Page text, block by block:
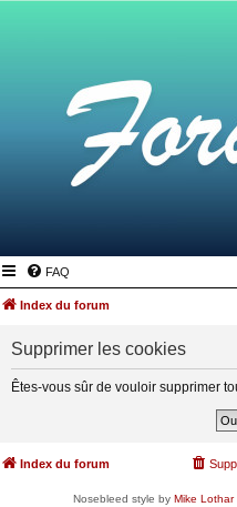
FAQ
Index du forum
Supprimer les cookies
Êtes-vous sûr de vouloir supprimer
Index du forum
Nosebleed style by Mike Lothar